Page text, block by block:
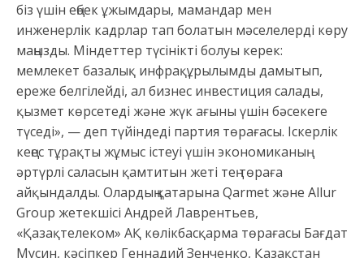
біз үшін еңбек ұжымдары, мамандар мен
инженерлік кадрлар тап болатын мəселелерді көру
маңызды. Міндеттер түсінікті болуы керек:
мемлекет базалық инфрақұрылымды дамытып,
ереже белгілейді, ал бизнес инвестиция салады,
қызмет көрсетеді жəне жүк ағыны үшін бəсекеге
түседі», — деп түйіндеді партия төрағасы. Іскерлік
кеңес тұрақты жұмыс істеуі үшін экономиканың
əртүрлі саласын қамтитын жеті тең төраға
айқындалды. Олардың қатарына Qarmet жəне Allur
Group жетекшісі Андрей Лаврентьев,
«Қазақтелеком» АҚ көлікбасқарма төрағасы Бағдат
Мусин, кəсіпкер Геннадий Зенченко, Қазақстан